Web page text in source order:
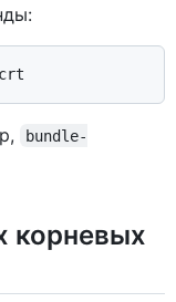
bundle-
корневых